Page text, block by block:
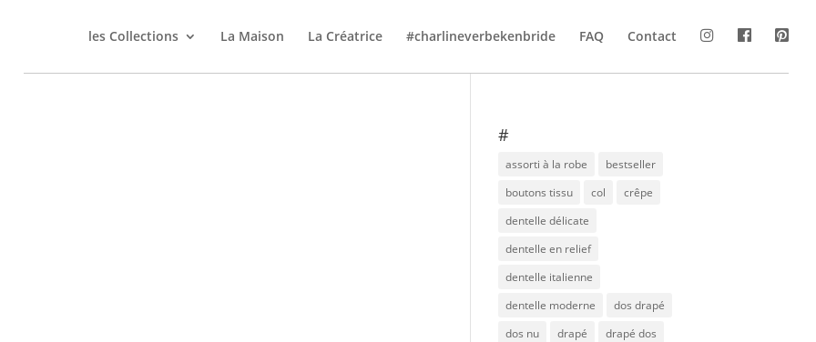
les Collections La Maison La Créatrice #charlineverbekenbride FAQ Contact
#
assorti à la robe
bestseller
boutons tissu
col
crêpe
dentelle délicate
dentelle en relief
dentelle italienne
dentelle moderne
dos drapé
dos nu
drapé
drapé dos